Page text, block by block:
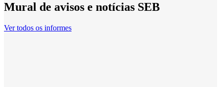
Mural de avisos e notícias SEB
Ver todos os informes